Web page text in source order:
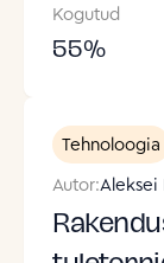
Kogutud
55%
Tehnoloogia
Autor:Aleksei